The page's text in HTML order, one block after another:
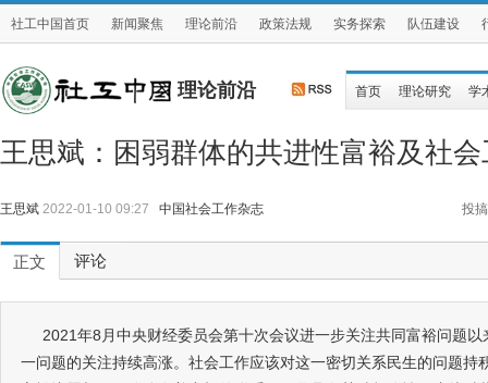
社工中国首页 新闻聚焦 理论前沿 政策法规 实务探索 队伍建设
理论前沿 首页 理论研究 学
王思斌：困弱群体的共进性富裕及社
王思斌 2022-01-10 09:27 中国社会工作杂志 投搞
正文 评论
2021年8月中央财经委员会第十次会议进一步关注共同富裕问题
一问题的关注持续高涨。社会工作应该对这一密切关系民生的问题持